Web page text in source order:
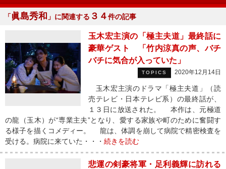
「眞島秀和 」に関連する ３４件の記事
玉木宏主演の「極主夫道」最終話に
豪華ゲスト 「竹内涼真の声、バチ
バチに気合が入っていた」
TOPICS 2020年12月14日
玉木宏主演のドラマ「極主夫道」（読
売テレビ・日本テレビ系）の最終話が、
１３日に放送された。 本作は、元極道
の龍（玉木）が“専業主夫”となり、愛する家族や町のために奮闘す
る様子を描くコメディー。 龍は、体調を崩して病院で精密検査を
受ける。病院に来ていた・・・ 続きを読む
悲運の剣豪将軍・足利義輝に訪れる